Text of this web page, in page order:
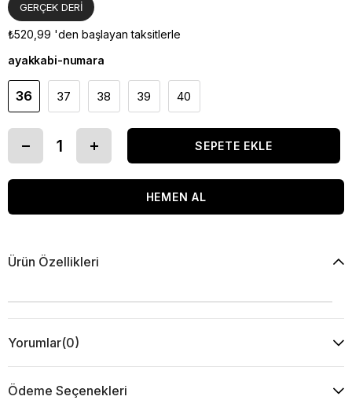
GERÇEK DERİ
₺520,99 'den başlayan taksitlerle
ayakkabi-numara
36 37 38 39 40
Ürün Özellikleri
Yorumlar(0)
Ödeme Seçenekleri